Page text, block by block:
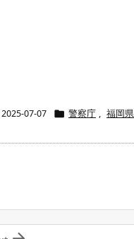
2025-07-07  警察庁 , 福岡